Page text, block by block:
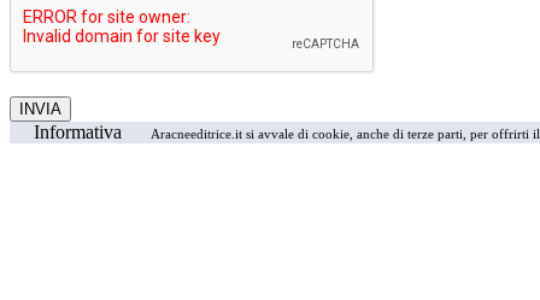
Informativa Aracneeditrice.it si avvale di cookie, anche di terze parti, per